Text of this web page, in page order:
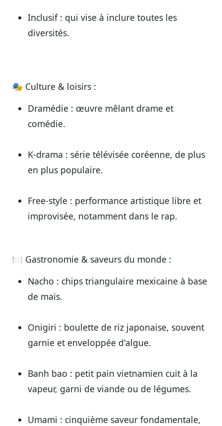
Inclusif: qui vise à inclure toutes les
diversités.
🎭 Culture & loisirs :
Dramédie : œuvre mêlant drame et
comédie.
K-drama : série télévisée coréenne, de plus
en plus populaire.
Free-style : performance artistique libre et
improvisée, notamment dans le rap.
🍽️ Gastronomie & saveurs du monde :
Nacho : chips triangulaire mexicaine à base
de maïs.
Onigiri : boulette de riz japonaise, souvent
garnie et enveloppée d'algue.
Banh bao : petit pain vietnamien cuit à la
vapeur, garni de viande ou de légumes.
Umami : cinquième saveur fondamentale,